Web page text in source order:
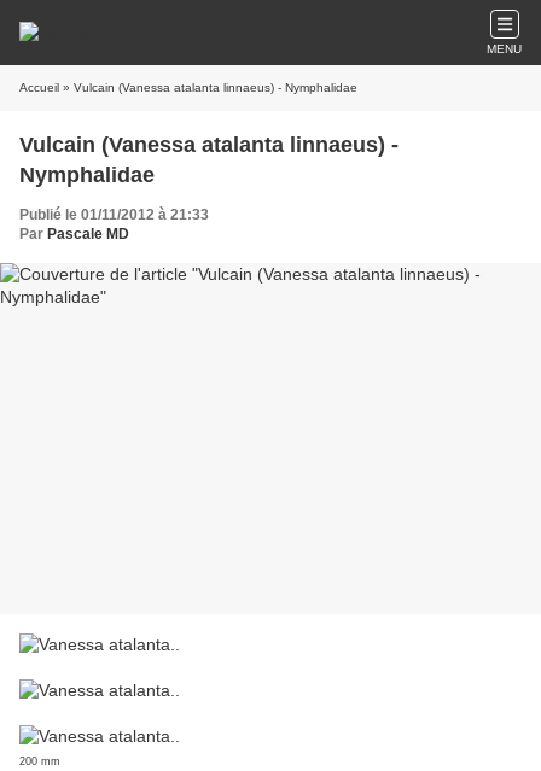
MENU
Accueil » Vulcain (Vanessa atalanta linnaeus) - Nymphalidae
Vulcain (Vanessa atalanta linnaeus) -
Nymphalidae
Publié le 01/11/2012 à 21:33
Par Pascale MD
200 mm